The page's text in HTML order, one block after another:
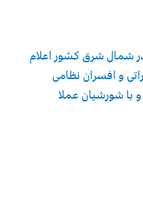
شمال شرق کشور اعلام
و افسران نظامی
با شورشیان عملا